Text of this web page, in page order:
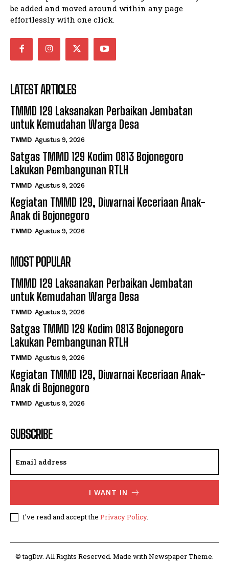
be added and moved around within any page
effortlessly with one click.
LATEST ARTICLES
TMMD 129 Laksanakan Perbaikan Jembatan
untuk Kemudahan Warga Desa
TMMD Agustus 9, 2026
Satgas TMMD 129 Kodim 0813 Bojonegoro
Lakukan Pembangunan RTLH
TMMD Agustus 9, 2026
Kegiatan TMMD 129, Diwarnai Keceriaan Anak-
Anak di Bojonegoro
TMMD Agustus 9, 2026
MOST POPULAR
TMMD 129 Laksanakan Perbaikan Jembatan
untuk Kemudahan Warga Desa
TMMD Agustus 9, 2026
Satgas TMMD 129 Kodim 0813 Bojonegoro
Lakukan Pembangunan RTLH
TMMD Agustus 9, 2026
Kegiatan TMMD 129, Diwarnai Keceriaan Anak-
Anak di Bojonegoro
TMMD Agustus 9, 2026
SUBSCRIBE
I WANT IN
I've read and accept the Privacy Policy.
© tagDiv. All Rights Reserved. Made with Newspaper Theme.